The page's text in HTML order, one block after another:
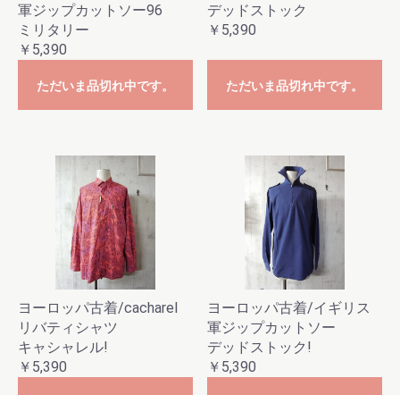
軍ジップカットソー96
ミリタリー
￥5,390
ただいま品切れ中です。
デッドストック
￥5,390
ただいま品切れ中です。
ヨーロッパ古着/cacharel
リバティシャツ
キャシャレル!
￥5,390
ヨーロッパ古着/イギリス
軍ジップカットソー
デッドストック!
￥5,390